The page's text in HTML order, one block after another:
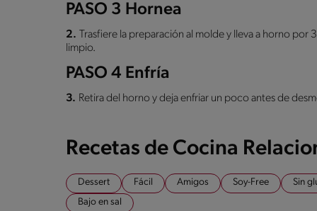
PASO 3 Hornea
2.
Trasfiere la preparación al molde y lleva a horno
limpio.
PASO 4 Enfría
3. Retira del horno y deja enfriar un poco antes de
Recetas de Cocina
Dessert Fácil Amigos Soy-Free
Sin
Bajo en sal